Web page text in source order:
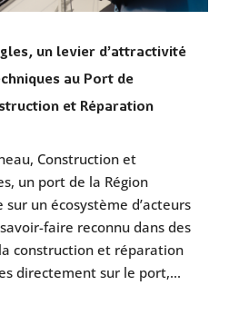
un levier d’attractivité
au Port de
et Réparation
Construction et
un port de la Région
sur un écosystème d’acteurs
faire reconnu dans des
construction et réparation
directement sur le port,...